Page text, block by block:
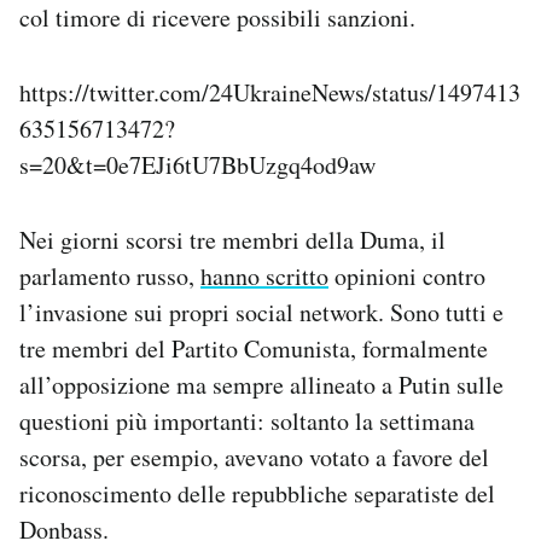
col timore di ricevere possibili sanzioni.
https://twitter.com/24UkraineNews/status/1497413
635156713472?
s=20&t=0e7EJi6tU7BbUzgq4od9aw
Nei giorni scorsi tre membri della Duma, il
parlamento russo, hanno scrittoopinioni contro
l’invasione sui propri social network. Sono tutti e
tre membri del Partito Comunista, formalmente
all’opposizione ma sempre allineato a Putin sulle
questioni più importanti: soltanto la settimana
scorsa, per esempio, avevano votato a favore del
riconoscimento delle repubbliche separatiste del
Donbass.